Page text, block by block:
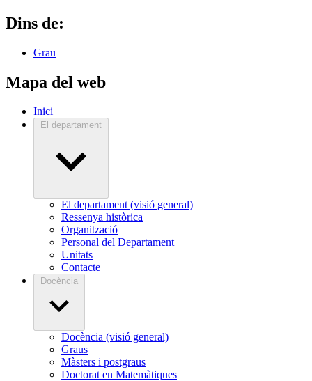
Dins de:
Grau
Mapa del web
Inici
El departament
El departament (visió general)
Ressenya històrica
Organització
Personal del Departament
Unitats
Contacte
Docència
Docència (visió general)
Graus
Màsters i postgraus
Doctorat en Matemàtiques